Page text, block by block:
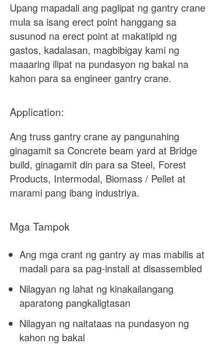
Upang mapadali ang paglipat ng gantry crane
mula sa isang erect point hanggang sa
susunod na erect point at makatipid ng
gastos, kadalasan, magbibigay kami ng
maaaring ilipat na pundasyon ng bakal na
kahon para sa engineer gantry crane.
Application:
Ang truss gantry crane ay pangunahing
ginagamit sa Concrete beam yard at Bridge
build, ginagamit din para sa Steel, Forest
Products, Intermodal, Biomass / Pellet at
marami pang ibang industriya.
Mga Tampok
Ang mga crant ng gantry ay mas mabilis at
madali para sa pag-install at disassembled
Nilagyan ng lahat ng kinakailangang
aparatong pangkaligtasan
Nilagyan ng naitataas na pundasyon ng
kahon ng bakal